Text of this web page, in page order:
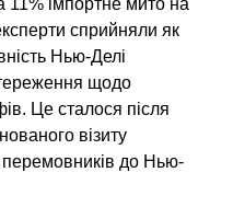
сприйняли як
Нью-Делі
щодо
Це сталося після
візиту
перемовників до Нью-